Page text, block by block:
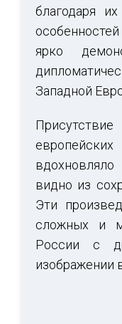
благодаря
ярко
Западной
видно из
Эти
сложных и
России с
изображении